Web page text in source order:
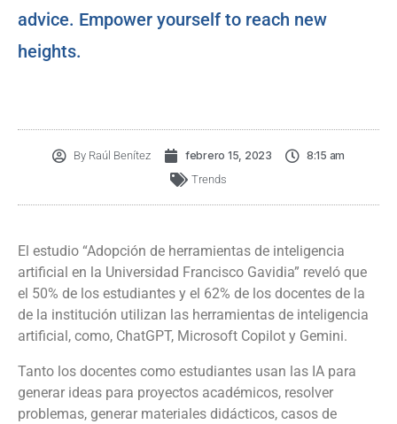
advice. Empower yourself to reach new
heights.
ByRaúl Benítez febrero 15, 2023
8:15 am
Trends
El estudio “Adopción de herramientas de inteligencia
artificial en la Universidad Francisco Gavidia” reveló que
el 50% de los estudiantes y el 62% de los docentes de la
de la institución utilizan las herramientas de inteligencia
artificial, como, ChatGPT, Microsoft Copilot y Gemini.
Tanto los docentes como estudiantes usan las IA para
generar ideas para proyectos académicos, resolver
problemas, generar materiales didácticos, casos de